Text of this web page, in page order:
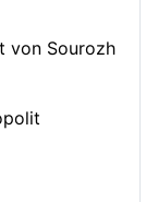
von Sourozh